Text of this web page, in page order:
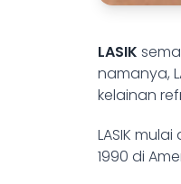
LASIK
namanya,
kelainan
LASIK
1990 di